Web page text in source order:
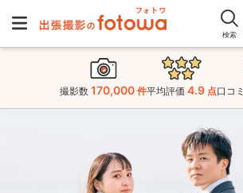
検索
撮影数 170,000 件平均評価 4.9 点口コミ